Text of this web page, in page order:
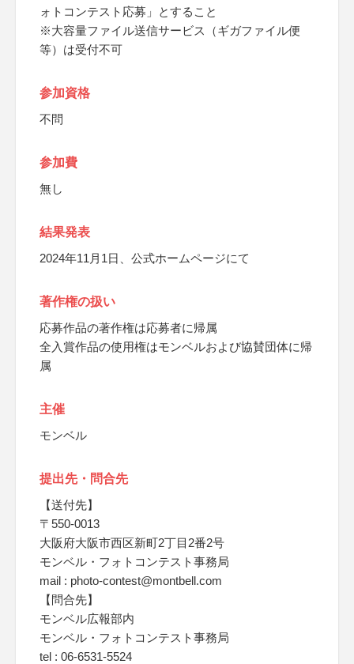
ォトコンテスト応募」とすること
※大容量ファイル送信サービス（ギガファイル便
等）は受付不可
参加資格
不問
参加費
無し
結果発表
2024年11月1日、公式ホームページにて
著作権の扱い
応募作品の著作権は応募者に帰属
全入賞作品の使用権はモンベルおよび協賛団体に帰
属
主催
モンベル
提出先・問合先
【送付先】
〒550-0013
大阪府大阪市西区新町2丁目2番2号
モンベル・フォトコンテスト事務局
mail : photo-contest@montbell.com
【問合先】
モンベル広報部内
モンベル・フォトコンテスト事務局
tel : 06-6531-5524